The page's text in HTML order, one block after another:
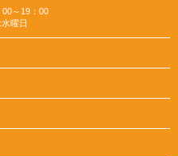
～19：00
曜日